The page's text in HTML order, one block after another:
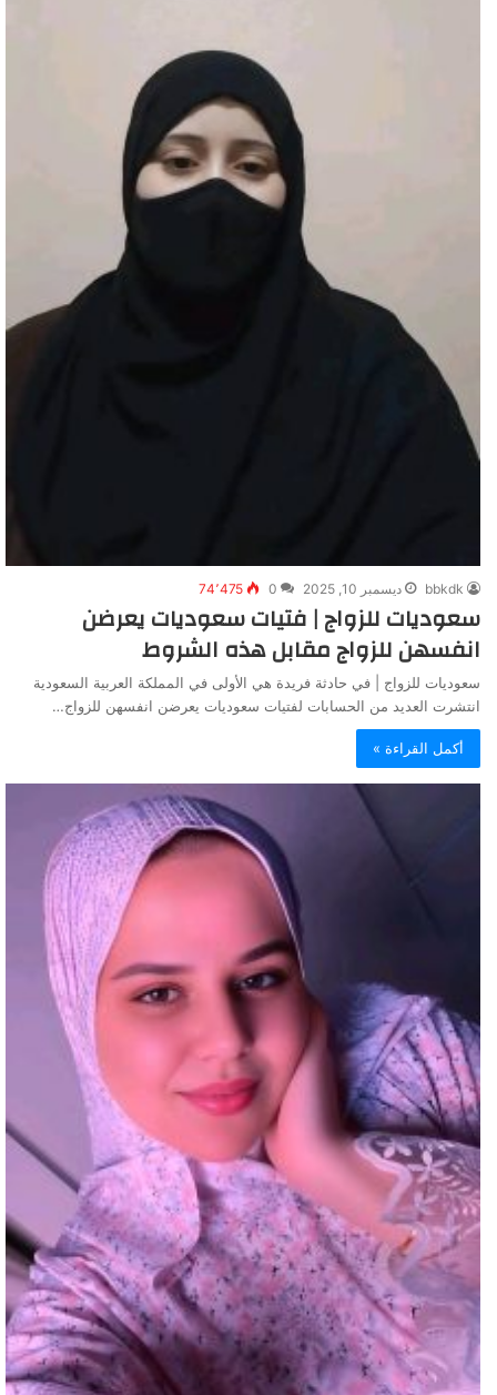
bbkdk ديسمبر 10, 2025 0 74٬475
سعوديات للزواج | فتيات سعوديات يعرضن
انفسهن للزواج مقابل هذه الشروط
سعوديات للزواج | في حادثة فريدة هي الأولى في المملكة العربية السعودية
انتشرت العديد من الحسابات لفتيات سعوديات يعرضن انفسهن للزواج…
أكمل القراءة »